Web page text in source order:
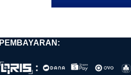
PEMBAYARAN: